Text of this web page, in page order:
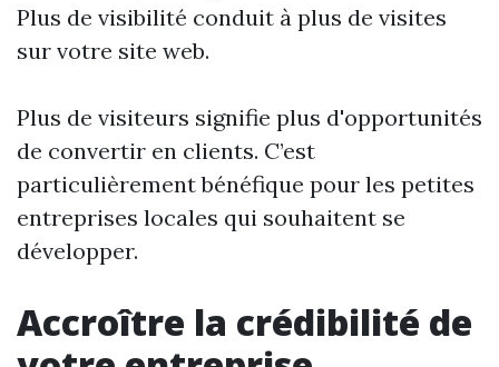
Plus de visibilité conduit à plus de visites
sur votre site web.
Plus de visiteurs signifie plus d'opportunités
de convertir en clients. C’est
particulièrement bénéfique pour les petites
entreprises locales qui souhaitent se
développer.
Accroître la crédibilité de